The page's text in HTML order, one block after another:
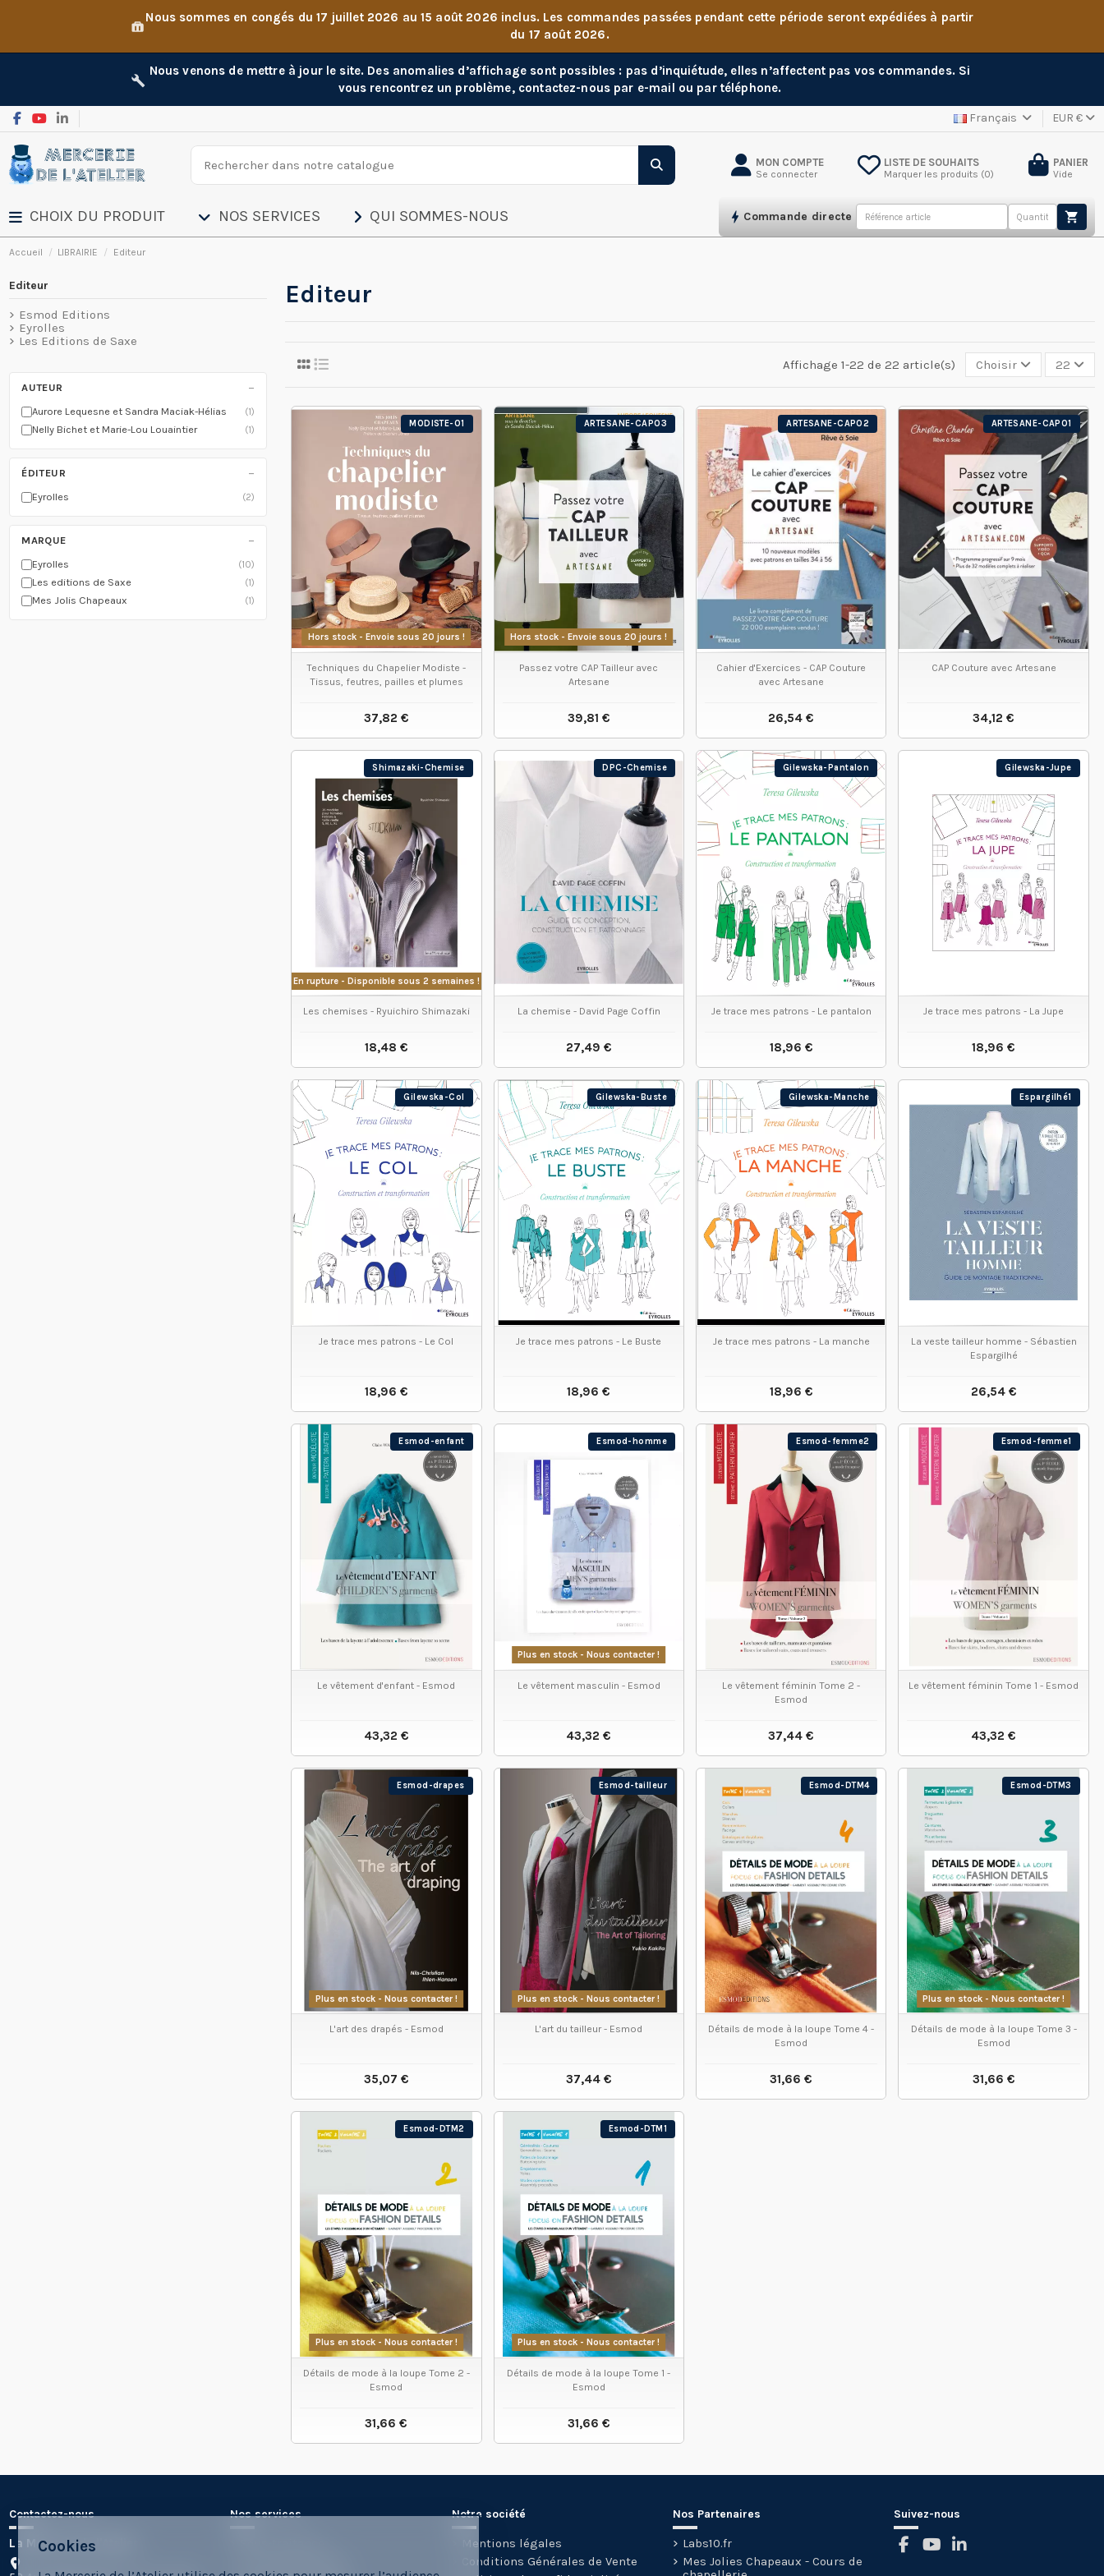
Nous sommes en congés du 17 juillet 2026 au 15 août 2026 inclus. Les commandes passées pendant cette période seront expédiées à partir
du 17 août 2026.
Nous venons de mettre à jour le site. Des anomalies d’affichage sont possibles : pas d’inquiétude, elles n’affectent pas vos commandes. Si
vous rencontrez un problème, contactez-nous par e-mail ou par téléphone.
Français EUR €
MON COMPTE
Se connecter
LISTE DE SOUHAITS
Marquer les produits (0)
PANIER
Vide
CHOIX DU PRODUIT NOS SERVICES QUI SOMMES-NOUS Commande directe
Accueil LIBRAIRIE Editeur
Editeur
Affichage 1-22 de 22 article(s) Choisir 22
MODISTE-01
Hors stock - Envoie sous 20 jours !
Techniques du Chapelier Modiste -
Tissus, feutres, pailles et plumes
37,82 €
VOIR LE PRODUIT
ARTESANE-CAP03
Hors stock - Envoie sous 20 jours !
Passez votre CAP Tailleur avec
Artesane
39,81 €
VOIR LE PRODUIT
ARTESANE-CAP02
Cahier d'Exercices - CAP Couture
avec Artesane
26,54 €
VOIR LE PRODUIT
ARTESANE-CAP01
CAP Couture avec Artesane
34,12 €
VOIR LE PRODUIT
Shimazaki-Chemise
En rupture - Disponible sous 2 semaines !
Les chemises - Ryuichiro Shimazaki
18,48 €
VOIR LE PRODUIT
DPC-Chemise
La chemise - David Page Coffin
27,49 €
VOIR LE PRODUIT
Gilewska-Pantalon
Je trace mes patrons - Le pantalon
18,96 €
VOIR LE PRODUIT
Gilewska-Jupe
Je trace mes patrons - La Jupe
18,96 €
VOIR LE PRODUIT
Gilewska-Col
Je trace mes patrons - Le Col
18,96 €
VOIR LE PRODUIT
Gilewska-Buste
Je trace mes patrons - Le Buste
18,96 €
VOIR LE PRODUIT
Gilewska-Manche
Je trace mes patrons - La manche
18,96 €
VOIR LE PRODUIT
Espargilhé1
La veste tailleur homme - Sébastien
Espargilhé
26,54 €
VOIR LE PRODUIT
Esmod-enfant
Le vêtement d'enfant - Esmod
43,32 €
VOIR LE PRODUIT
Esmod-homme
Plus en stock - Nous contacter !
Le vêtement masculin - Esmod
43,32 €
VOIR LE PRODUIT
Esmod-femme2
Le vêtement féminin Tome 2 -
Esmod
37,44 €
VOIR LE PRODUIT
Esmod-femme1
Le vêtement féminin Tome 1 - Esmod
43,32 €
VOIR LE PRODUIT
Esmod-drapes
Plus en stock - Nous contacter !
L'art des drapés - Esmod
35,07 €
VOIR LE PRODUIT
Esmod-tailleur
Plus en stock - Nous contacter !
L'art du tailleur - Esmod
37,44 €
VOIR LE PRODUIT
Esmod-DTM4
Détails de mode à la loupe Tome 4 -
Esmod
31,66 €
VOIR LE PRODUIT
Esmod-DTM3
Plus en stock - Nous contacter !
Détails de mode à la loupe Tome 3 -
Esmod
31,66 €
VOIR LE PRODUIT
Esmod-DTM2
Plus en stock - Nous contacter !
Détails de mode à la loupe Tome 2 -
Esmod
31,66 €
VOIR LE PRODUIT
Esmod-DTM1
Plus en stock - Nous contacter !
Détails de mode à la loupe Tome 1 -
Esmod
31,66 €
VOIR LE PRODUIT
Editeur
Esmod Editions
Eyrolles
Les Editions de Saxe
AUTEUR −
Aurore Lequesne et Sandra Maciak-Hélias (1)
Nelly Bichet et Marie-Lou Louaintier (1)
ÉDITEUR −
Eyrolles (2)
MARQUE −
Eyrolles (10)
Les editions de Saxe (1)
Mes Jolis Chapeaux (1)
Contactez-nous
La Mercerie de l'Atelier
Nos services Notre société
Mentions légales
Conditions Générales de Vente
Nos Partenaires
Labs10.fr
Mes Jolies Chapeaux - Cours de
Suivez-nous
Cookies